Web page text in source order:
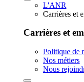
L'ANR
Carrières et
Carrières et
Politique de
Nos métiers
Nous